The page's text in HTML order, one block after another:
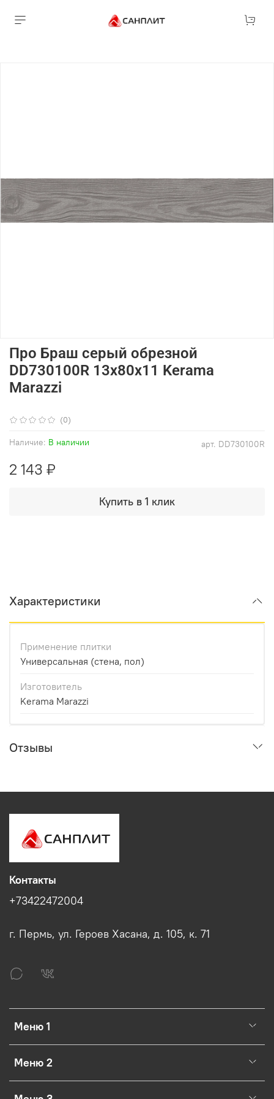
(0)
арт. DD730100R
Наличие: В наличии
Про Браш серый обрезной
DD730100R 13x80x11 Kerama
Marazzi
2 143 ₽
Купить в 1 клик
Характеристики
Применение плитки
Универсальная (стена, пол)
Изготовитель
Kerama Marazzi
Отзывы
Меню 1
Меню 2
Контакты
+73422472004
г. Пермь, ул. Героев Хасана, д. 105, к. 71